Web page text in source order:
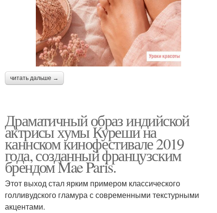
читать дальше →
Драматичный образ индийской
актрисы хумы Куреши на
каннском кинофестивале 2019
года, созданный французским
брендом Mae Paris.
Этот выход стал ярким примером классического
голливудского гламура с современными текстурными
акцентами.